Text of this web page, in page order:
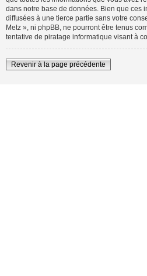
dans notre base de données. Bien que ces
diffusées à une tierce partie sans votre
Metz », ni phpBB, ne pourront être tenus
tentative de piratage informatique visant à
Revenir à la page précédente